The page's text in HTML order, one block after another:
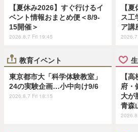
【夏休み2026】すぐ行けるイ
ベント情報おまとめ便＜8/9-
15開催＞
2026.8.7 Fri 19:45
【
ス工
ア講
教育イベント
東京都市大「科学体験教室」
24の実験企画…小中向け9/6
2026.8.7 Fri 18:15
【
府・
大が
青森